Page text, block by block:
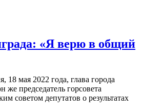
«Я верю в общий
18 мая 2022 года, глава города
председатель горсовета
советом депутатов о результатах